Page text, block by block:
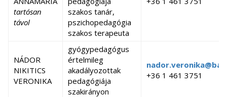
vezetőpedagógus
MIKÓ ÉVA óvodapedagógus
+36 1 461-
LAZA KRISZTINA
gyógypedagógiai
asszisztens
tartósan
távol
szakos tanár,
pszichopedagógia
szakos terapeuta
NÁDOR
NIKITICS
VERONIKA
gyógypedagógus
értelmileg
akadályozottak
pedagógiája
szakirányon
+36 1 461 3751